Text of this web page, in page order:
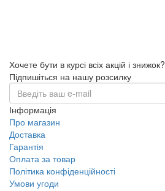
Хочете бути в курсі всіх акцій і знижок?
Підпишіться на нашу розсилку
Інформація
Про магазин
Доставка
Гарантія
Оплата за товар
Політика конфіденційності
Умови угоди